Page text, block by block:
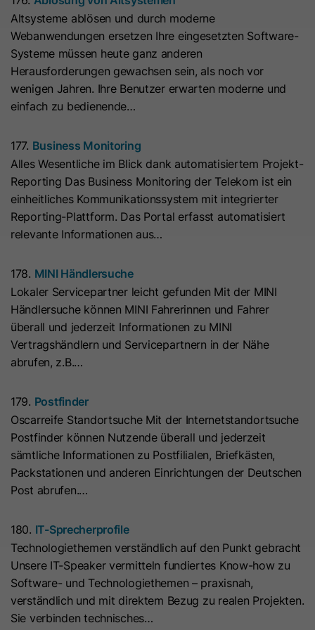
Altsysteme ablösen und durch moderne
Webanwendungen ersetzen Ihre eingesetzten Software-
Systeme müssen heute ganz anderen
Herausforderungen gewachsen sein, als noch vor
wenigen Jahren. Ihre Benutzer erwarten moderne und
einfach zu bedienende…
177. Business Monitoring
Alles Wesentliche im Blick dank automatisiertem Projekt-
Reporting Das Business Monitoring der Telekom ist ein
einheitliches Kommunikationssystem mit integrierter
Reporting-Plattform. Das Portal erfasst automatisiert
relevante Informationen aus…
178. MINI Händlersuche
Lokaler Servicepartner leicht gefunden Mit der MINI
Händlersuche können MINI Fahrerinnen und Fahrer
überall und jederzeit Informationen zu MINI
Vertragshändlern und Servicepartnern in der Nähe
abrufen, z.B.…
179. Postfinder
Oscarreife Standortsuche Mit der Internetstandortsuche
Postfinder können Nutzende überall und jederzeit
sämtliche Informationen zu Postfilialen, Briefkästen,
Packstationen und anderen Einrichtungen der Deutschen
Post abrufen.…
180. IT-Sprecherprofile
Technologiethemen verständlich auf den Punkt gebracht
Unsere IT-Speaker vermitteln fundiertes Know-how zu
Software- und Technologiethemen – praxisnah,
verständlich und mit direktem Bezug zu realen Projekten.
Sie verbinden technisches…
bösartigen Spam-Angriffen zu
schützen.
Anbieter Cloudflare
Laufzeit Es läuft am Ende der Sitzung ab
Zweck
Dieses Cookie wird durch den CDN-
Anbieter von HubSpot aufgrund von
dessen Richtlinien für
Erfahren Sie mehr über Cloudflare-
(https://support.cloudflare.com/hc/en-
us/articles/200170156-Understanding-
the-Cloudflare-Cookies). Es läuft am
Name CLID
Anbieter www.clarity.ms
Laufzeit
Zweck
speichern, wie Besucher mit der
Website interagieren. Das Cookie hilft
bei der Erstellung eines
Analyseberichts. Die Datensammlung
umfasst die Anzahl der Besucher, den
Name _clck
Anbieter www.clarity.ms
Laufzeit 1 Jahr
Zeichenfolge „Ja“ oder „Nein“.
Name __hs_d_not_tracking
Anbieter HubSpot
Zweck
Dieses Cookie kann so eingestellt
werden, dass der Tracking-Code
keine Informationen an HubSpot
sendet. Es enthält die Zeichenfolge
„Ja“.
Name __hs_initial_opt_
Anbieter HubSpot
Laufzeit 7 Tage
Besucher im strengen Modus Ihre
Website besuchen. Es enthält die
Zeichenfolge „Ja“ oder „Nein“.
Anbieter HubSpot
Laufzeit 13 Monate
Dieses Cookie wird verwendet, um
die Kategorien zu erfassen, zu
Zweck
Der Google Tag Manager dient
ausschließlich der Verwaltung und
Ausspielung von Tags (z. B. Google
Analytics). Der Dienst setzt selbst
keine Cookies und speichert keine
personenbezogenen Daten.
anbieten können.